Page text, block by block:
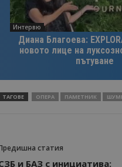
Интервю
Диана Благоева:
новото лице на
пътуване
ТАГОВЕ ОПЕРА ПАМЕТНИК
статия
и БАЗ с инициатива: